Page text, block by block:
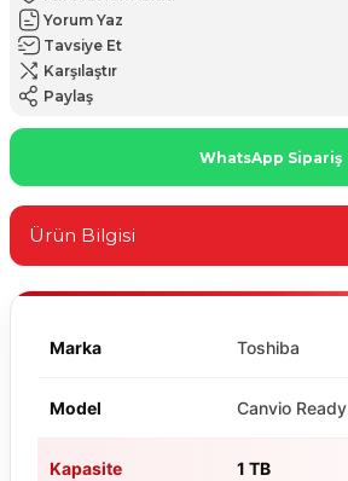
Yorum Yaz
Tavsiye Et
Karşılaştır
Paylaş
WhatsApp Sipariş
Ürün Bilgisi
Marka Toshiba
Model Canvio Ready
Kapasite 1 TB